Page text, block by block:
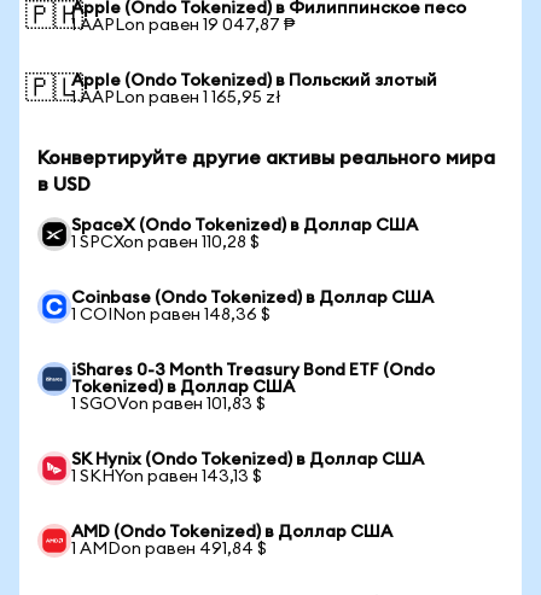
🇵🇭Apple (Ondo Tokenized) в Филиппинское песо
1 AAPLon равен 19 047,87 ₱
🇵🇱Apple (Ondo Tokenized) в Польский злотый
1 AAPLon равен 1 165,95 zł
Конвертируйте другие активы реального мира
в USD
SpaceX (Ondo Tokenized) в Доллар США
1 SPCXon равен 110,28 $
Coinbase (Ondo Tokenized) в Доллар США
1 COINon равен 148,36 $
iShares 0-3 Month Treasury Bond ETF (Ondo
Tokenized) в Доллар США
1 SGOVon равен 101,83 $
SK Hynix (Ondo Tokenized) в Доллар США
1 SKHYon равен 143,13 $
AMD (Ondo Tokenized) в Доллар США
1 AMDon равен 491,84 $